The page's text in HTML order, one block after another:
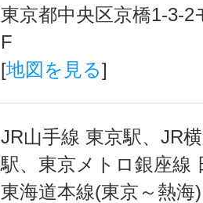
東京都中央区京橋1-3-
F
[地図を見る]
JR山手線 東京駅、JR
駅、東京メトロ銀座線
東海道本線(東京～熱海